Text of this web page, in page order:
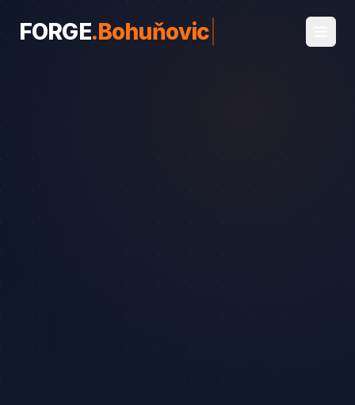
FORGE.Bohuňovice